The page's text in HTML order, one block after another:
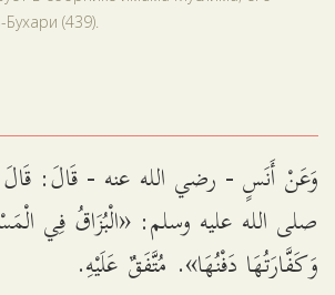
(439).
وَعَنْ أَنَسٍ - رضي الله عنه - قَالَ:
صلى الله عليه وسلم: «الْبُزَاقُ فِي
وَكَفَّارَتُهَا دَفْنُهَا». مُتَّفَقٌ عَلَيْهِ.